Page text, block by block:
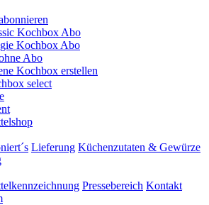
Kochbox Abo
Kochbox Abo
Abo
Kochbox erstellen
select
Lieferung Küchenzutaten & Gewürze
Pressebereich Kontakt